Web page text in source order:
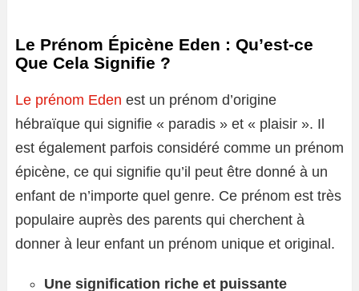
Le Prénom Épicène Eden : Qu’est-ce
Que Cela Signifie ?
Le prénom Eden est un prénom d’origine
hébraïque qui signifie « paradis » et « plaisir ». Il
est également parfois considéré comme un prénom
épicène, ce qui signifie qu’il peut être donné à un
enfant de n’importe quel genre. Ce prénom est très
populaire auprès des parents qui cherchent à
donner à leur enfant un prénom unique et original.
Une signification riche et puissante